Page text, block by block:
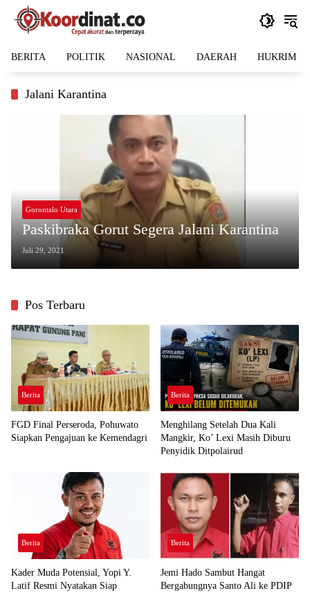
Langsung
BERITA POLITIK NASIONAL DAERAH HUKRIM
Jalani Karantina
Gorontalo Utara
Paskibraka Gorut Segera Jalani Karantina
Juli 29, 2021
Pos Terbaru
Berita
FGD Final Perseroda, Pohuwato
Siapkan Pengajuan ke Kemendagri
Berita
Menghilang Setelah Dua Kali
Mangkir, Ko’ Lexi Masih Diburu
Penyidik Ditpolairud
Berita
Kader Muda Potensial, Yopi Y.
Latif Resmi Nyatakan Siap
Berita
Jemi Hado Sambut Hangat
Bergabungnya Santo Ali ke PDIP